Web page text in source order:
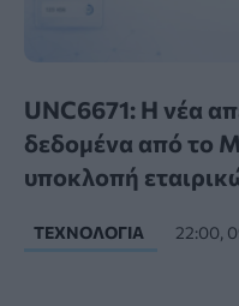
UNC6671: Η νέα
δεδομένα από το
υποκλοπή
ΤΕΧΝΟΛΟΓΊΑ 22:00,